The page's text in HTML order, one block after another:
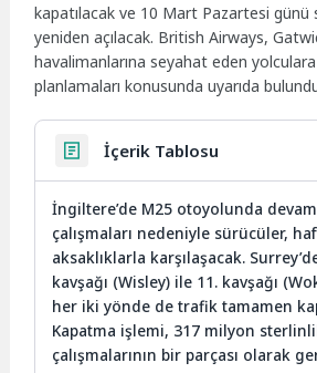
kapatılacak ve 10 Mart Pazartesi günü
yeniden açılacak. British Airways,
havalimanlarına seyahat eden
planlamaları konusunda uyarıda
İçerik Tablosu
İngiltere’de M25 otoyolunda
çalışmaları nedeniyle sürücüler,
aksaklıklarla karşılaşacak.
kavşağı (Wisley) ile 11. kavşağı
her iki yönde de trafik tamamen
Kapatma işlemi, 317 milyon
çalışmalarının bir parçası olarak